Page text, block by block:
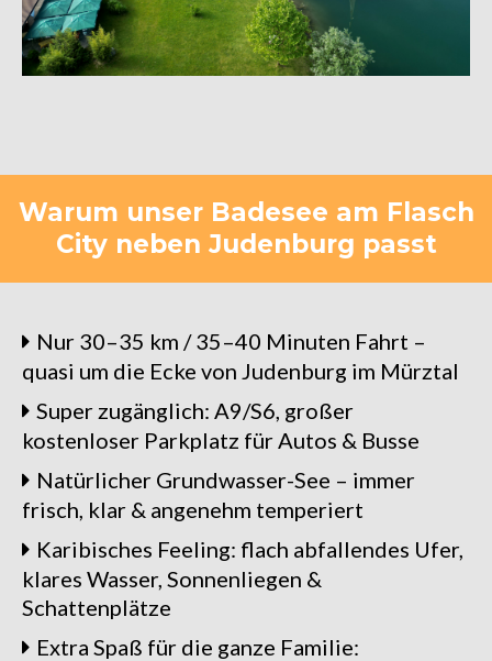
Warum unser Badesee am Flasch
City neben Judenburg passt
Nur 30–35 km / 35–40 Minuten Fahrt –
quasi um die Ecke von Judenburg im Mürztal
Super zugänglich: A9/S6, großer
kostenloser Parkplatz für Autos & Busse
Natürlicher Grundwasser-See – immer
frisch, klar & angenehm temperiert
Karibisches Feeling: flach abfallendes Ufer,
klares Wasser, Sonnenliegen &
Schattenplätze
Extra Spaß für die ganze Familie: